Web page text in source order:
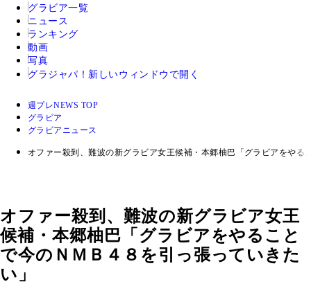
グラビア一覧
ニュース
ランキング
動画
写真
グラジャパ！ 新しいウィンドウで開く
週プレNEWS TOP
グラビア
グラビアニュース
オファー殺到、難波の新グラビア女王候補・本郷柚巴「グラビアをや
オファー殺到、難波の新グラビア女王
候補・本郷柚巴「グラビアをやること
で今のＮＭＢ４８を引っ張っていきた
い」